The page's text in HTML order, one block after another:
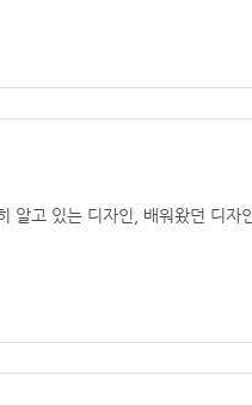
알고 있는 디자인, 배워왔던 디자인